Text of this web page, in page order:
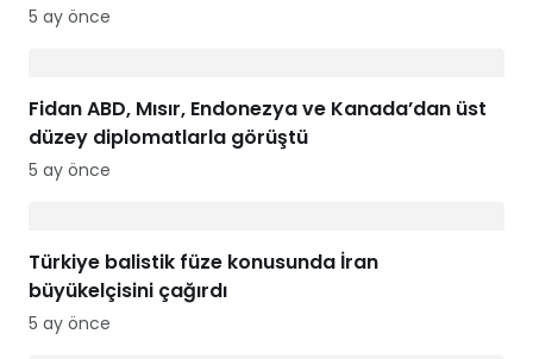
5 ay önce
Fidan ABD, Mısır, Endonezya ve Kanada’dan üst
düzey diplomatlarla görüştü
5 ay önce
Türkiye balistik füze konusunda İran
büyükelçisini çağırdı
5 ay önce